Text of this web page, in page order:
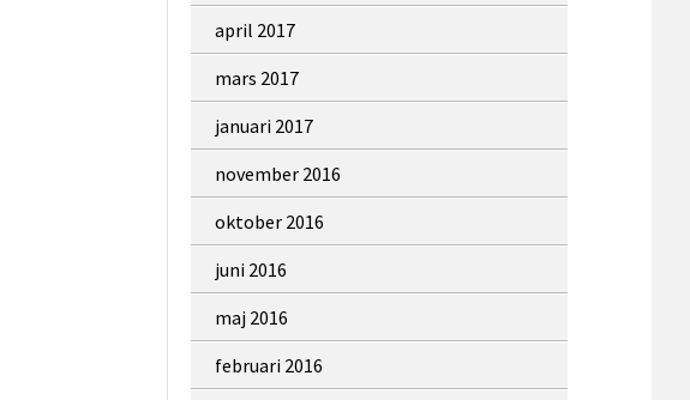
april 2017
mars 2017
januari 2017
november 2016
oktober 2016
juni 2016
maj 2016
februari 2016